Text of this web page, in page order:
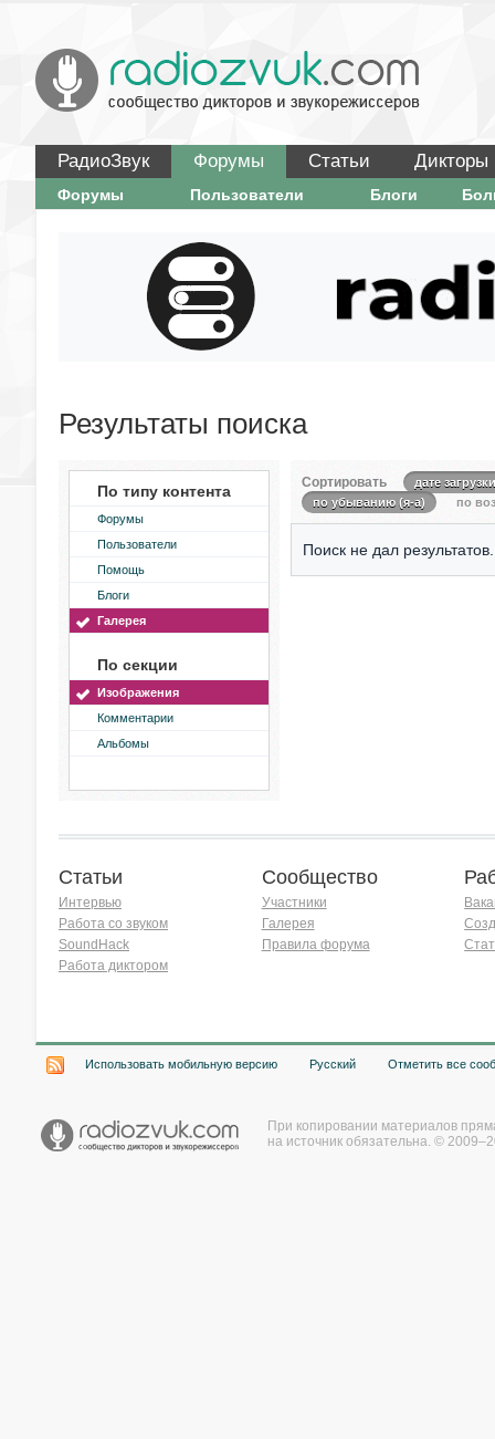
РадиоЗвук Форумы Статьи Дикторы
Форумы Пользователи Блоги
Результаты поиска
По типу контента
Форумы
Пользователи
Помощь
Блоги
Галерея
По секции
Изображения
Комментарии
Альбомы
Сортировать
дате загрузки
по убыванию (я-а)
по
Поиск не дал результатов.
Статьи
Интервью
Работа со звуком
SoundHack
Работа диктором
Сообщество
Участники
Галерея
Правила форума
Использовать мобильную версию Русский Отметить все
При копировании материалов
на источник обязательна. ©